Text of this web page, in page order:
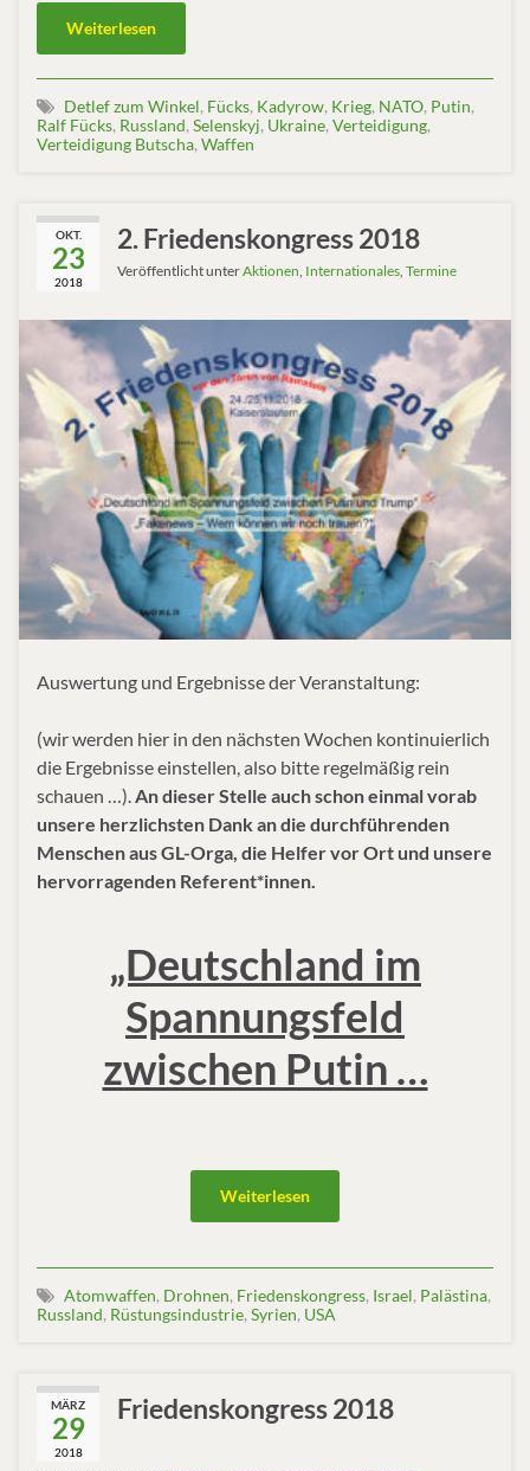
Weiterlesen
Detlef zum Winkel, Fücks, Kadyrow, Krieg, NATO, Putin,
Ralf Fücks, Russland, Selenskyj, Ukraine, Verteidigung,
Verteidigung Butscha, Waffen
OKT.
23
2018
2. Friedenskongress 2018
Veröffentlicht unterAktionen Internationales Termine
Auswertung und Ergebnisse der Veranstaltung:
(wir werden hier in den nächsten Wochen kontinuierlich
die Ergebnisse einstellen, also bitte regelmäßig rein
schauen …).An dieser Stelle auch schon einmal vorab
unsere herzlichsten Dank an die durchführenden
Menschen aus GL-Orga, die Helfer vor Ort und unsere
hervorragenden Referent*innen.
„Deutschland im
Spannungsfeld
zwischen Putin …
Weiterlesen
Atomwaffen, Drohnen, Friedenskongress, Israel, Palästina,
Russland, Rüstungsindustrie, Syrien, USA
MÄRZ
29
2018
Friedenskongress 2018